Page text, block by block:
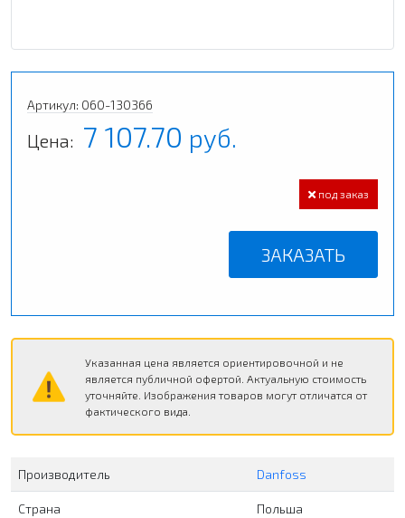
Артикул: 060-130366
Цена: 7 107.70 руб.
под заказ
ЗАКАЗАТЬ
Указанная цена является ориентировочной и не
является публичной офертой. Актуальную стоимость
уточняйте. Изображения товаров могут отличатся от
фактического вида.
Производитель Danfoss
Страна Польша